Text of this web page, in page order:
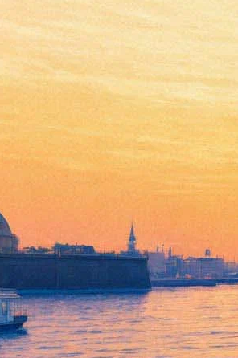
Герои «Твин Пикс»
возвратятся в книге
26 августа 2016,17:40 Версия для
В декабре 2016 года издательство
России книгу «Тайная история Твин
сценаристом сериала Марком Фростом.
этого, в октябре, состоится мировая
английском.
В книге пойдет речь о том, как
последней вышедшей в эфир серии.